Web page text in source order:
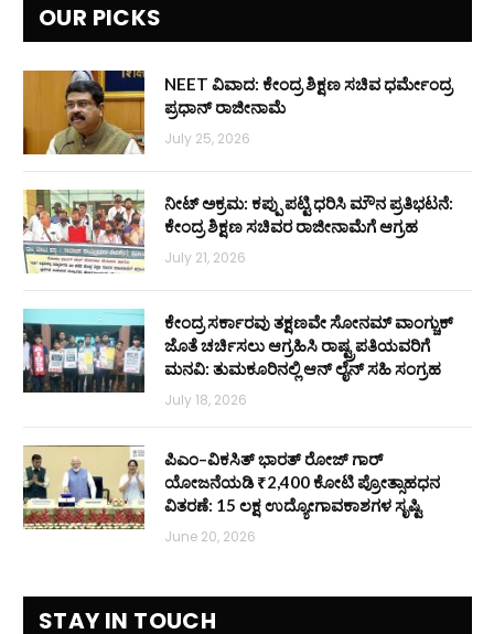
OUR PICKS
NEET ವಿವಾದ: ಕೇಂದ್ರ ಶಿಕ್ಷಣ ಸಚಿವ ಧರ್ಮೇಂದ್ರ
ಪ್ರಧಾನ್ ರಾಜೀನಾಮೆ
July 25, 2026
ನೀಟ್ ಅಕ್ರಮ: ಕಪ್ಪು ಪಟ್ಟಿ ಧರಿಸಿ ಮೌನ ಪ್ರತಿಭಟನೆ:
ಕೇಂದ್ರ ಶಿಕ್ಷಣ ಸಚಿವರ ರಾಜೀನಾಮೆಗೆ ಆಗ್ರಹ
July 21, 2026
ಕೇಂದ್ರ ಸರ್ಕಾರವು ತಕ್ಷಣವೇ ಸೋನಮ್ ವಾಂಗ್ಚುಕ್
ಜೊತೆ ಚರ್ಚಿಸಲು ಆಗ್ರಹಿಸಿ ರಾಷ್ಟ್ರಪತಿಯವರಿಗೆ
ಮನವಿ: ತುಮಕೂರಿನಲ್ಲಿ ಆನ್‌ ಲೈನ್ ಸಹಿ ಸಂಗ್ರಹ
July 18, 2026
ಪಿಎಂ–ವಿಕಸಿತ್ ಭಾರತ್ ರೋಜ್‌ ಗಾರ್
ಯೋಜನೆಯಡಿ ₹2,400 ಕೋಟಿ ಪ್ರೋತ್ಸಾಹಧನ
ವಿತರಣೆ: 15 ಲಕ್ಷ ಉದ್ಯೋಗಾವಕಾಶಗಳ ಸೃಷ್ಟಿ
June 20, 2026
STAY IN TOUCH